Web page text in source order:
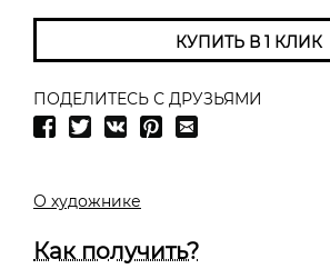
КУПИТЬ В 1 КЛИК
ПОДЕЛИТЕСЬ С ДРУЗЬЯМИ
О художнике
Как получить?